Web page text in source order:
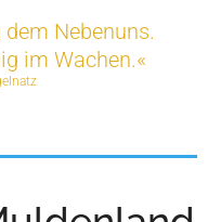
Nebenuns.
im Wachen.«